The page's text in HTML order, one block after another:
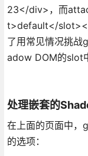
23</div>，而
t>default</
了用常见情况挑
adow DOM的slot
处理嵌套的
在上面的页面中，
的选项：